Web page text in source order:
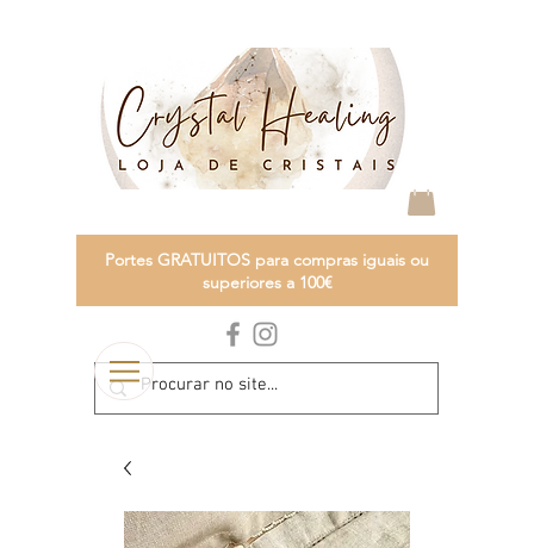
Portes GRATUITOS para compras iguais ou
superiores a 100€